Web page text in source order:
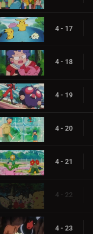
4 - 17
4 - 18
4 - 19
4 - 20
4 - 21
4 - 22
4 - 23